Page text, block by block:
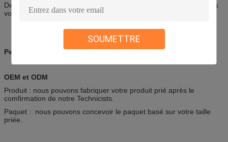
SOUMETTRE
Des échantillons devraient être envoyés après que nous recevions
vos honoraires de messager.
Personnalisation
OEM et ODM
Produit : nous pouvons fabriquer votre produit prié après le
comfirmation de notre Technicists.
Paquet : nous pouvons concevoir le paquet basé sur votre taille
priée.